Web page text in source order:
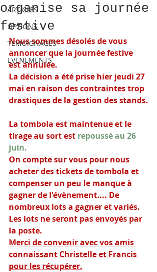
ARTICLES
OPTIONS
TEMOIGNAGES
EVENEMENTS
organise sa journée
festive
Nous sommes désolés de vous
annoncer que la journée festive
est annulée.
La décision a été prise hier jeudi 27
mai en raison des contraintes trop
drastiques de la gestion des stands.
La tombola est maintenue et le
tirage au sort est repoussé au 26
juin.
On compte sur vous pour nous
acheter des tickets de tombola et
compenser un peu le manque à
gagner de l'évènement.... De
nombreux lots a gagner et variés.
Les lots ne seront pas envoyés par
la poste.
Merci de convenir avec vos amis
connaissant Christelle et Francis
pour les récupérer.